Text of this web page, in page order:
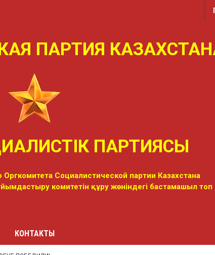
ПАРТИЯ
ПАРТИЯСЫ
Социалистической партии Казахстана
комитетін құру жөніндегі бастамашыл топ
КОНТАКТЫ